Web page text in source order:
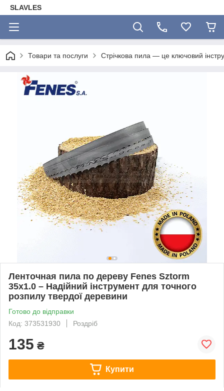
SLAVLES
Товари та послуги Стрічкова пила — це ключовий
Ленточная пила по дереву Fenes Sztorm
35x1.0 – Надійний інструмент для точного
розпилу твердої деревини
Готово до відправки
Код: 373531930
Роздріб
135 ₴
Купити